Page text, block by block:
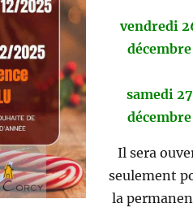
vendredi
décembre
samedi 27
décembre
Il sera
seulement
la